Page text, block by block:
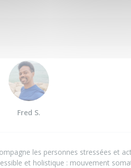
Fred S.
les personnes stressées et
et holistique : mouvement